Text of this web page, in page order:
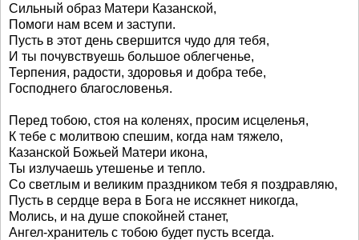
Сильный образ Матери Казанской,
Помоги нам всем и заступи.
Пусть в этот день свершится чудо для тебя,
И ты почувствуешь большое облегченье,
Терпения, радости, здоровья и добра тебе,
Господнего благословенья.
Перед тобою, стоя на коленях, просим исцеленья,
К тебе с молитвою спешим, когда нам тяжело,
Казанской Божьей Матери икона,
Ты излучаешь утешенье и тепло.
Со светлым и великим праздником тебя я поздравляю,
Пусть в сердце вера в Бога не иссякнет никогда,
Молись, и на душе спокойней станет,
Ангел-хранитель с тобою будет пусть всегда.